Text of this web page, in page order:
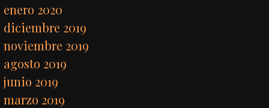
enero 2020
diciembre 2019
noviembre 2019
agosto 2019
junio 2019
marzo 2019